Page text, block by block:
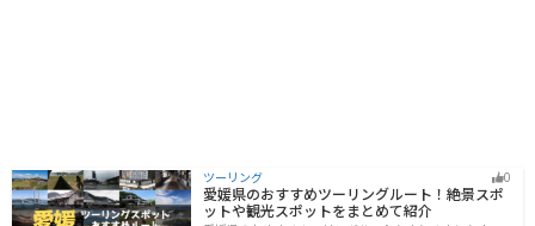
ツーリング 0
愛媛県のおすすめツーリングルート！絶景スポ
ットや観光スポットをまとめて紹介